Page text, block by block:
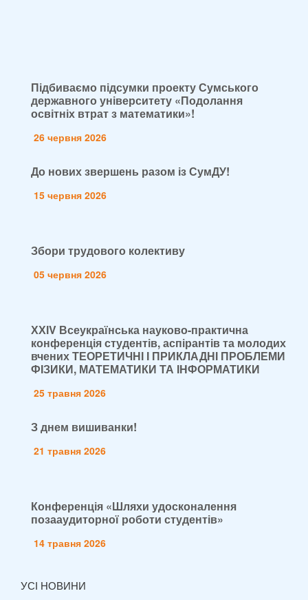
Підбиваємо підсумки проекту Сумського
державного університету «Подолання
освітніх втрат з математики»!
26 червня 2026
До нових звершень разом із СумДУ!
15 червня 2026
Збори трудового колективу
05 червня 2026
ХХІV Всеукраїнська науково-практична
конференція студентів, аспірантів та молодих
вчених ТЕОРЕТИЧНІ І ПРИКЛАДНІ ПРОБЛЕМИ
ФІЗИКИ, МАТЕМАТИКИ ТА ІНФОРМАТИКИ
25 травня 2026
З днем вишиванки!
21 травня 2026
Конференція «Шляхи удосконалення
позааудиторної роботи студентів»
14 травня 2026
УСІ НОВИНИ